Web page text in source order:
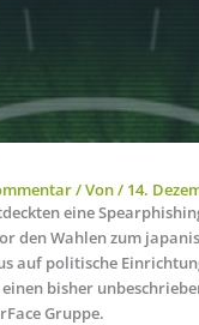
/ Von/ 14.
eine
den Wahlen zum
auf politische
bisher
Gruppe.